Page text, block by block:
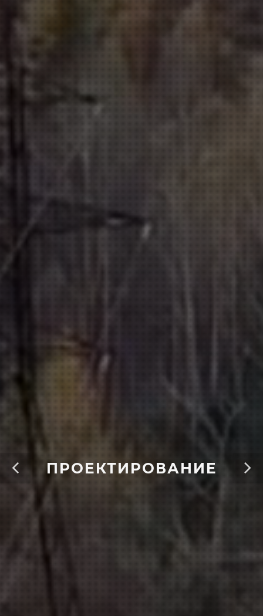
ПРОЕКТИРОВАНИЕ